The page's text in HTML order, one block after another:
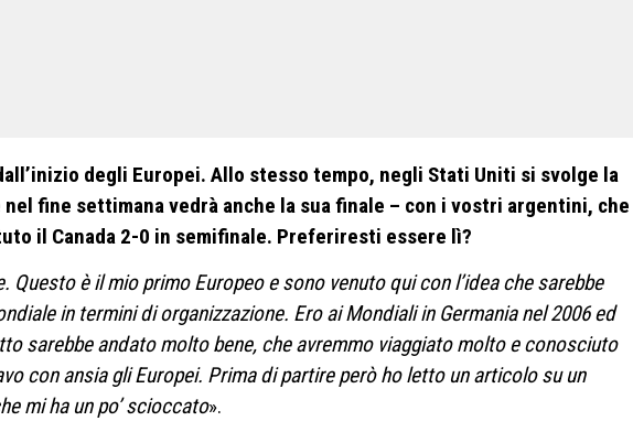
degli Europei. Allo stesso tempo, negli Stati Uniti si svolge la
nel fine settimana vedrà anche la sua finale – con i vostri argentini, che
il Canada 2-0 in semifinale. Preferiresti essere lì?
Questo è il mio primo Europeo e sono venuto qui con l’idea che sarebbe
in termini di organizzazione. Ero ai Mondiali in Germania nel 2006 ed
sarebbe andato molto bene, che avremmo viaggiato molto e conosciuto
con ansia gli Europei. Prima di partire però ho letto un articolo su un
mi ha un po’ scioccato».